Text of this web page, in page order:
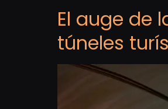
El auge de
túneles